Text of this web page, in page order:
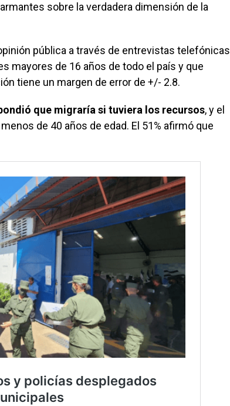
sobre la verdadera dimensión de la
pública a través de entrevistas telefónicas
mayores de 16 años de todo el país y que
tiene un margen de error de +/- 2.8.
que migraría si tuviera los recursos, y el
de 40 años de edad. El 51% afirmó que